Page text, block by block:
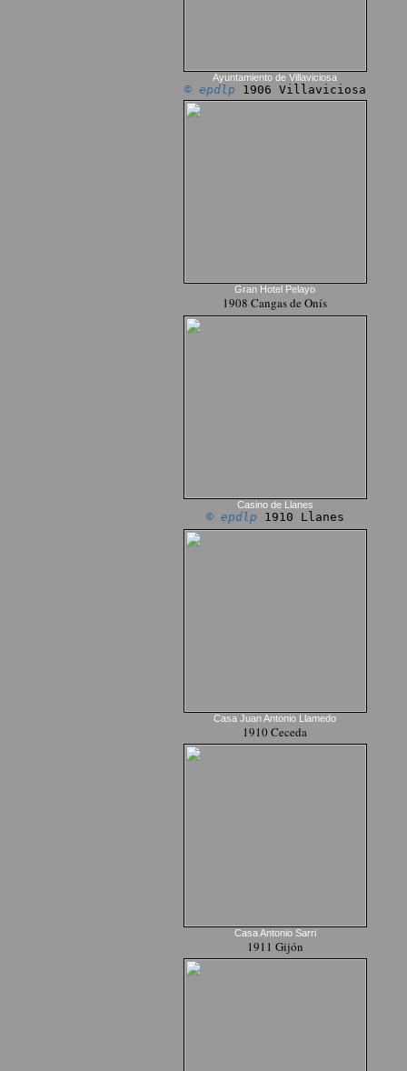
Ayuntamiento de Villaviciosa
© epdlp 1906 Villaviciosa
Gran Hotel Pelayo
1908 Cangas de Onís
Casino de Llanes
© epdlp 1910 Llanes
Casa Juan Antonio Llamedo
1910 Ceceda
Casa Antonio Sarri
1911 Gijón